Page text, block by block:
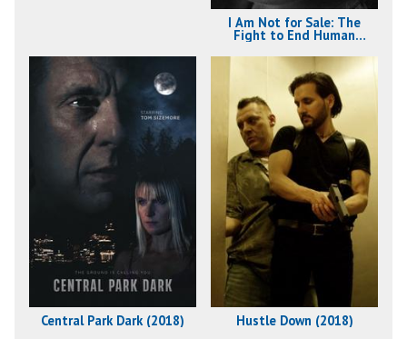
I Am Not for Sale: The
Fight to End Human
Central Park Dark (2018) Hustle Down (2018)